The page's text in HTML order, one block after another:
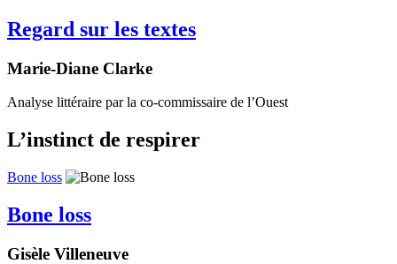
Regard sur les textes
Marie-Diane Clarke
Analyse littéraire par la co-commissaire de l’Ouest
L’instinct de respirer
Bone loss
Bone loss
Gisèle Villeneuve